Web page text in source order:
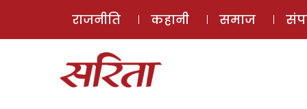
राजनीति कहानी समाज